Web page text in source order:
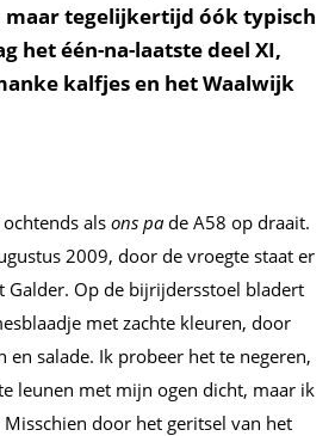
maar tegelijkertijd óók typisch
het één-na-laatste deel XI,
kalfjes en het Waalwijk
ochtends als ons pade A58 op draait.
2009, door de vroegte staat er
Galder. Op de bijrijdersstoel bladert
met zachte kleuren, door
en salade. Ik probeer het te negeren,
leunen met mijn ogen dicht, maar ik
door het geritsel van het